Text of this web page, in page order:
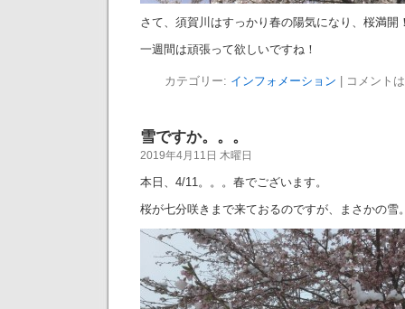
さて、須賀川はすっかり春の陽気になり、桜満開
一週間は頑張って欲しいですね！
カテゴリー: インフォメーション コメント
雪ですか。。。
2019年4月11日 木曜日
本日、4/11。。。春でございます。
桜が七分咲きまで来ておるのですが、まさかの雪